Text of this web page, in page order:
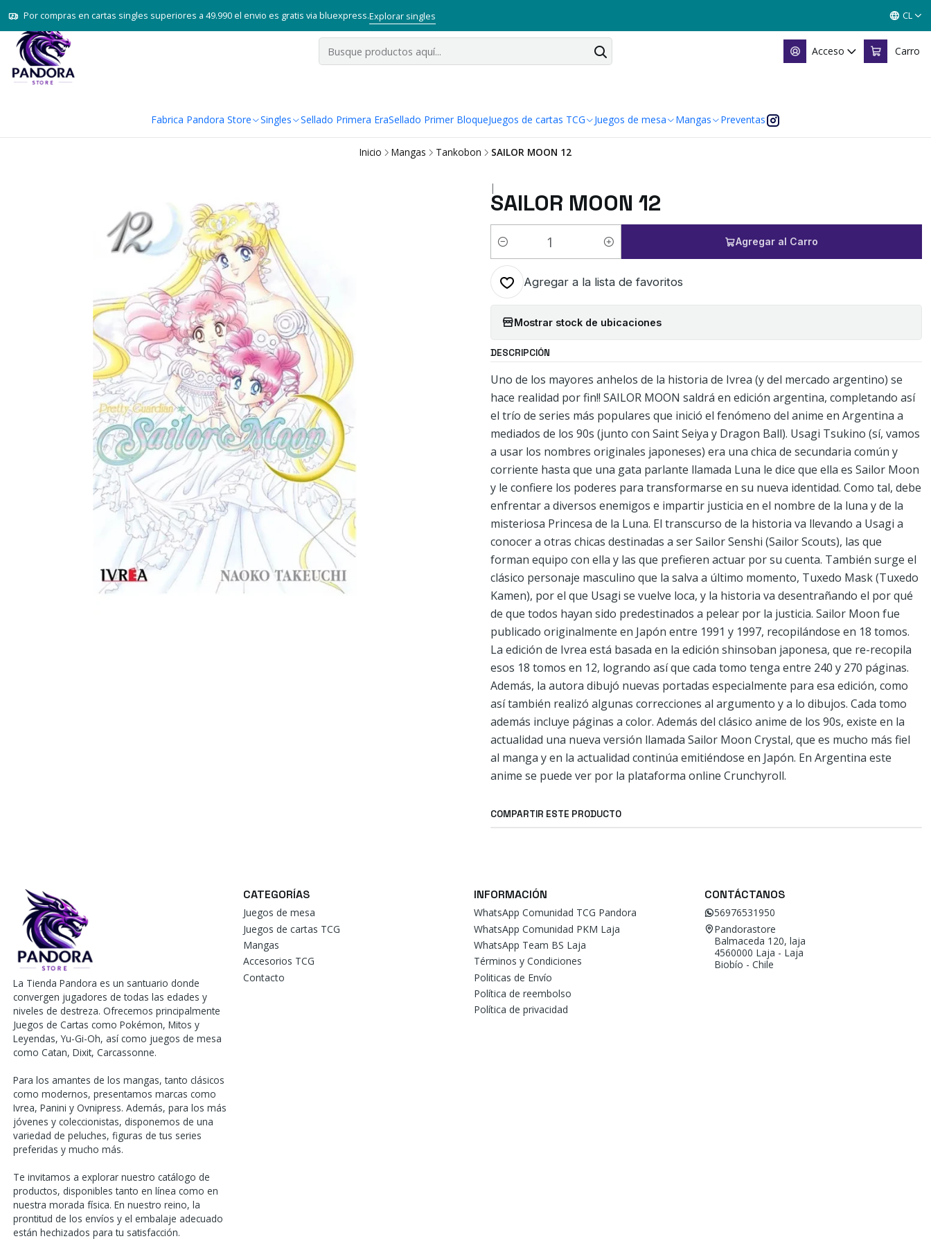
Acceso Carro
Fabrica Pandora Store Singles Sellado Primera EraSellado Primer BloqueJuegos de cartas TCG Juegos de mesa Mangas Preventas
Por compras en cartas singles superiores a 49.990 el envio es gratis via bluexpress.Explorar singles CL
Inicio Mangas Tankobon SAILOR MOON 12
|
SAILOR MOON 12
Cantidad
Agregar al Carro
Agregar a la lista de favoritos
Mostrar stock de ubicaciones
DESCRIPCIÓN
Uno de los mayores anhelos de la historia de Ivrea (y del mercado argentino) se
hace realidad por fin!! SAILOR MOON saldrá en edición argentina, completando así
el trío de series más populares que inició el fenómeno del anime en Argentina a
mediados de los 90s (junto con Saint Seiya y Dragon Ball). Usagi Tsukino (sí, vamos
a usar los nombres originales japoneses) era una chica de secundaria común y
corriente hasta que una gata parlante llamada Luna le dice que ella es Sailor Moon
y le confiere los poderes para transformarse en su nueva identidad. Como tal, debe
enfrentar a diversos enemigos e impartir justicia en el nombre de la luna y de la
misteriosa Princesa de la Luna. El transcurso de la historia va llevando a Usagi a
conocer a otras chicas destinadas a ser Sailor Senshi (Sailor Scouts), las que
forman equipo con ella y las que prefieren actuar por su cuenta. También surge el
clásico personaje masculino que la salva a último momento, Tuxedo Mask (Tuxedo
Kamen), por el que Usagi se vuelve loca, y la historia va desentrañando el por qué
de que todos hayan sido predestinados a pelear por la justicia. Sailor Moon fue
publicado originalmente en Japón entre 1991 y 1997, recopilándose en 18 tomos.
La edición de Ivrea está basada en la edición shinsoban japonesa, que re-recopila
esos 18 tomos en 12, logrando así que cada tomo tenga entre 240 y 270 páginas.
Además, la autora dibujó nuevas portadas especialmente para esa edición, como
así también realizó algunas correcciones al argumento y a lo dibujos. Cada tomo
además incluye páginas a color. Además del clásico anime de los 90s, existe en la
actualidad una nueva versión llamada Sailor Moon Crystal, que es mucho más fiel
al manga y en la actualidad continúa emitiéndose en Japón. En Argentina este
anime se puede ver por la plataforma online Crunchyroll.
COMPARTIR ESTE PRODUCTO
La Tienda Pandora es un santuario donde
convergen jugadores de todas las edades y
niveles de destreza. Ofrecemos principalmente
Juegos de Cartas como Pokémon, Mitos y
Leyendas, Yu-Gi-Oh, así como juegos de mesa
como Catan, Dixit, Carcassonne.
Para los amantes de los mangas, tanto clásicos
como modernos, presentamos marcas como
Ivrea, Panini y Ovnipress. Además, para los más
jóvenes y coleccionistas, disponemos de una
variedad de peluches, figuras de tus series
preferidas y mucho más.
Te invitamos a explorar nuestro catálogo de
productos, disponibles tanto en línea como en
nuestra morada física. En nuestro reino, la
prontitud de los envíos y el embalaje adecuado
están hechizados para tu satisfacción.
CATEGORÍAS
Juegos de mesa
Juegos de cartas TCG
Mangas
Accesorios TCG
Contacto
INFORMACIÓN
WhatsApp Comunidad TCG Pandora
WhatsApp Comunidad PKM Laja
WhatsApp Team BS Laja
Términos y Condiciones
Politicas de Envío
Política de reembolso
Política de privacidad
CONTÁCTANOS
56976531950
Pandorastore
Balmaceda 120, laja
4560000 Laja - Laja
Biobío - Chile